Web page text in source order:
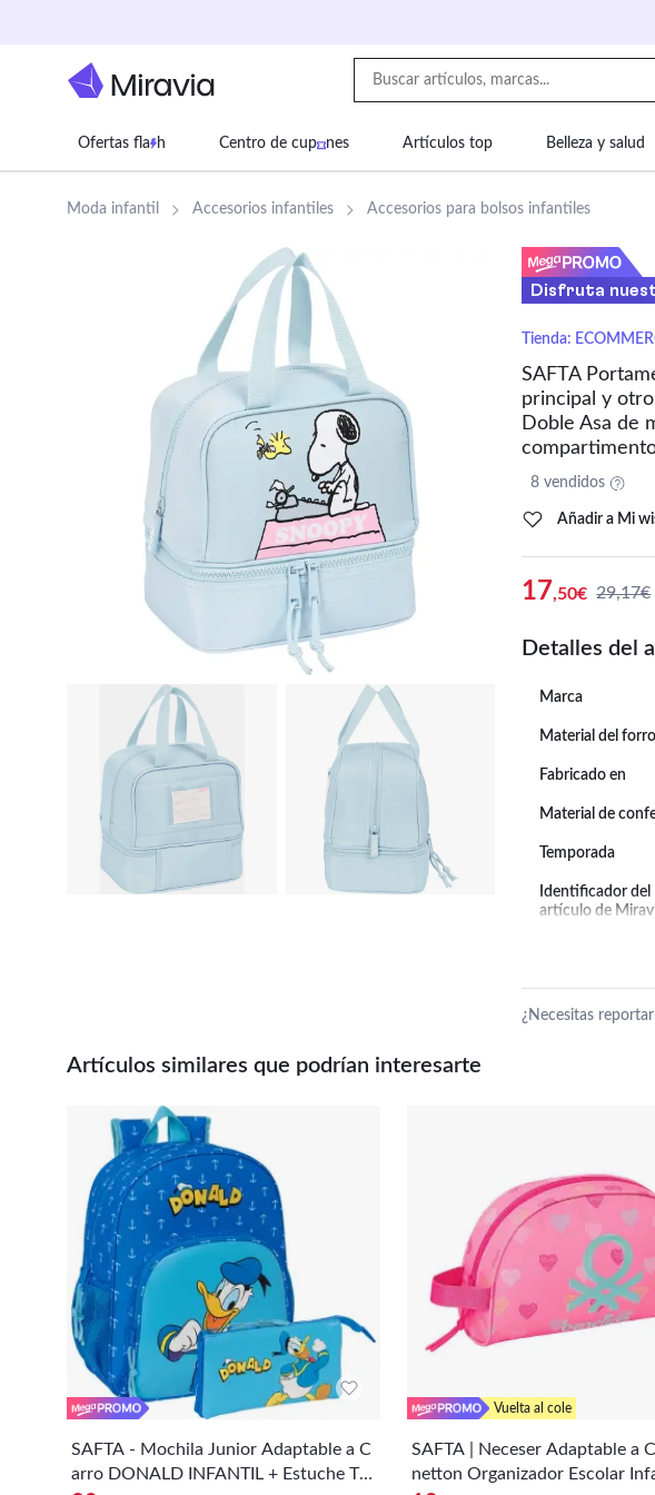
Ofertas fla h Centro de cup nes Artículos top Belleza y salud
Supermercado Juguetes Deportes Equipaje
Moda infantil Accesorios infantiles Accesorios para bolsos infantiles
Disfruta
Tienda:
SAFTA
principal y
Doble Asa de
8 vendidos
Añadir a Mi
17,50€ 29,17€
Detalles del
Marca
Material del forro
Fabricado en
Material de
Temporada
Identificador del
artículo de
¿Necesitas
Artículos similares que podrían interesarte
SAFTA - Mochila Junior Adaptable a C
arro DONALD INFANTIL + Estuche Tri
Vuelta al cole
SAFTA | Neceser Adaptable a
netton Organizador Escolar